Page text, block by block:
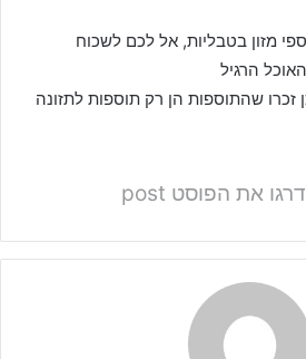
מזון בטבליות, אל לכם לשכוח
הרגיל
זכרו שהתוספות הן רק תוספות לתזונה
דרגו את הפוסט post